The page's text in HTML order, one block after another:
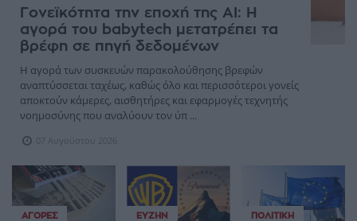
Γονεϊκότητα την εποχή της AI: Η
αγορά του babytech μετατρέπει τα
βρέφη σε πηγή δεδομένων
Η αγορά των συσκευών παρακολούθησης βρεφών
αναπτύσσεται ταχέως, καθώς όλο και περισσότεροι γονείς
αποκτούν κάμερες, αισθητήρες και εφαρμογές τεχνητής
νοημοσύνης που αναλύουν τον ύπ ...
07 Αυγούστου 2026
ΑΓΟΡΈΣ ΕΥΖΗΝ ΠΟΛΙΤΙΚΉ